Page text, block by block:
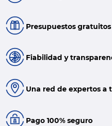
Presupuestos
Fiabilidad y
Una red de expertos a
Pago 100% seguro